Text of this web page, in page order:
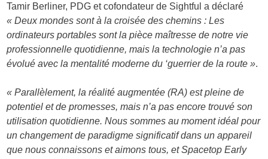
Tamir Berliner, PDG et cofondateur de Sightful a déclaré
« Deux mondes sont à la croisée des chemins : Les
ordinateurs portables sont la pièce maîtresse de notre vie
professionnelle quotidienne, mais la technologie n’a pas
évolué avec la mentalité moderne du ‘guerrier de la route ».
« Parallèlement, la réalité augmentée (RA) est pleine de
potentiel et de promesses, mais n’a pas encore trouvé son
utilisation quotidienne. Nous sommes au moment idéal pour
un changement de paradigme significatif dans un appareil
que nous connaissons et aimons tous, et Spacetop Early